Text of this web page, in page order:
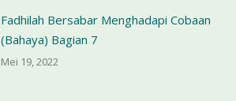
Fadhilah Bersabar Menghadapi Cobaan
(Bahaya) Bagian 7
Mei 19, 2022